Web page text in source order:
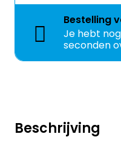
Beschrijving
Bestelling
Je hebt nog
seconden